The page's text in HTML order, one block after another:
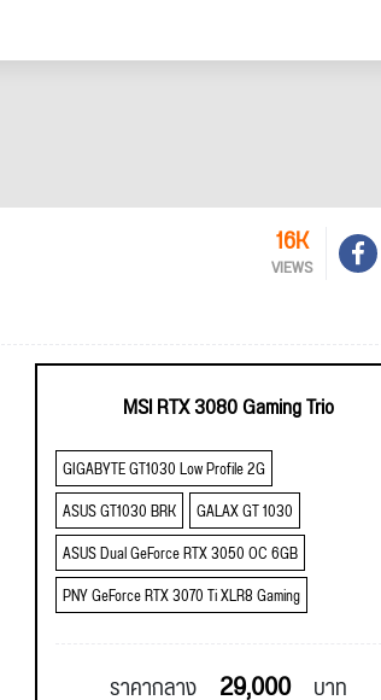
16K
VIEWS
MSI RTX 3080 Gaming Trio
GIGABYTE GT1030 Low Profile 2G
ASUS GT1030 BRK
GALAX GT 1030
ASUS Dual GeForce RTX 3050 OC 6GB
PNY GeForce RTX 3070 Ti XLR8 Gaming
ราคากลาง 29,000 บาท